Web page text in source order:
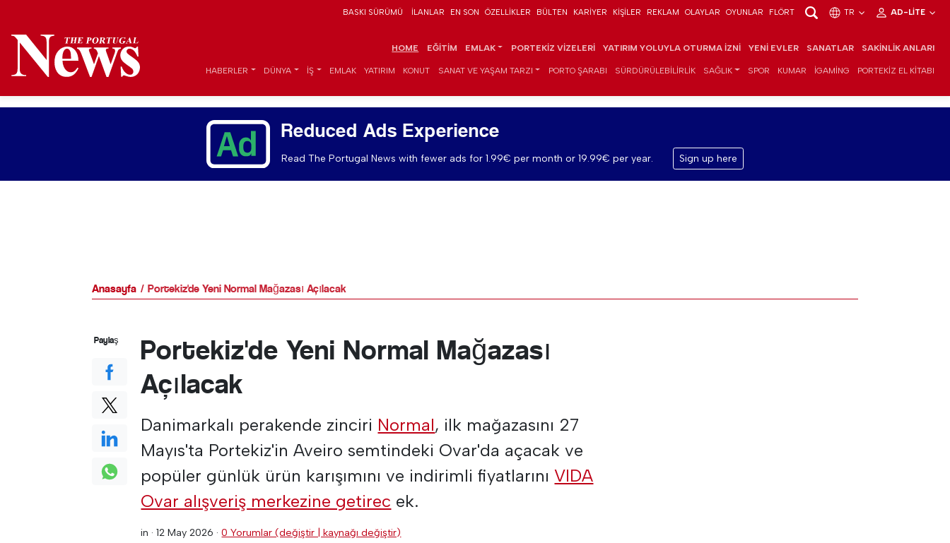
BASKI SÜRÜMÜ İLANLAR EN SON ÖZELLIKLER BÜLTEN KARIYER KIŞILER REKLAM OLAYLAR OYUNLAR FLÖRT TR AD-LITE
HOME EĞITIM EMLAK PORTEKIZ VIZELERI YATIRIM YOLUYLA OTURMA İZNI YENI EVLER SANATLAR SAKINLIK ANLARI
HABERLER DÜNYA İŞ EMLAK YATIRIM KONUT SANAT VE YAŞAM TARZI PORTO ŞARABI SÜRDÜRÜLEBILIRLIK SAĞLIK SPOR KUMAR IGAMING PORTEKIZ EL KITABI
Reduced Ads Experience
Read The Portugal News with fewer ads for 1.99€ per month or 19.99€ per year. Sign up here
Anasayfa Portekiz'de Yeni Normal Mağazası Açılacak
Portekiz'de Yeni Normal Mağazası
Açılacak
Danimarkalı perakende zinciri Normal, ilk mağazasını 27
Mayıs'ta Portekiz'in Aveiro semtindeki Ovar'da açacak ve
popüler günlük ürün karışımını ve indirimli fiyatlarınıVIDA
Ovar alışveriş merkezine getirec ek.
in ·12 May 2026 ·0 Yorumlar (değiştir | kaynağı değiştir)
Paylaş